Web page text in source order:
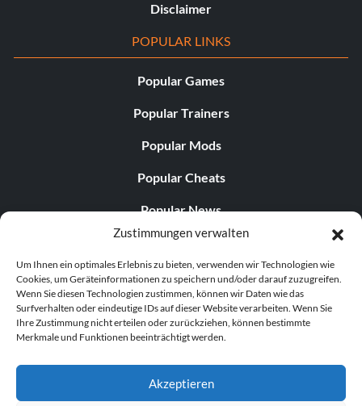
Zustimmungen verwalten
Um Ihnen ein optimales Erlebnis zu bieten, verwenden wir Technologien wie
Cookies, um Geräteinformationen zu speichern und/oder darauf zuzugreifen.
Wenn Sie diesen Technologien zustimmen, können wir Daten wie das
Surfverhalten oder eindeutige IDs auf dieser Website verarbeiten. Wenn Sie
Ihre Zustimmung nicht erteilen oder zurückziehen, können bestimmte
Merkmale und Funktionen beeinträchtigt werden.
Akzeptieren
Disclaimer
POPULAR LINKS
Popular Games
Popular Trainers
Popular Mods
Popular Cheats
Popular News
Popular Editorials
Popular Free Games
LATEST UPDATES